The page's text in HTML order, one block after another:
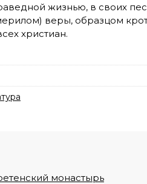
жизнью, в своих
веры, образцом
христиан.
монастырь